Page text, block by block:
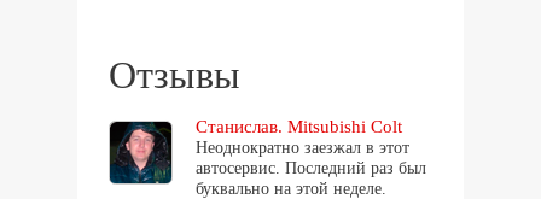
Отзывы
Станислав. Mitsubishi Colt
Неоднократно заезжал в этот
автосервис. Последний раз был
буквально на этой неделе.